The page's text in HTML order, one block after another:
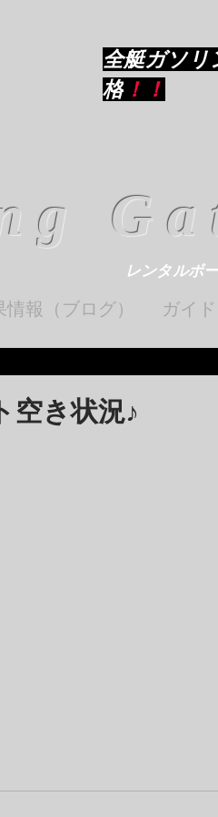
全艇ガソリ
格 ！！
レンタルボ
情報（ブログ） ガイ
空き状況♪